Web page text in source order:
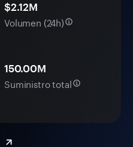
$2.12M
Volumen (24h)
150.00M
Suministro total